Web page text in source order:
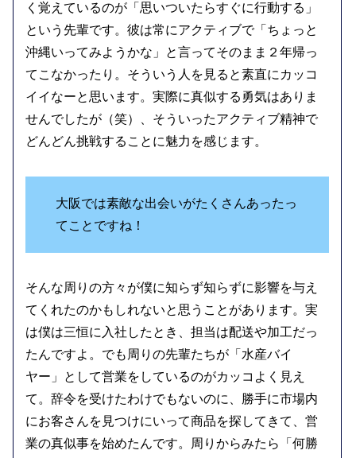
く覚えているのが「思いついたらすぐに行動する」
という先輩です。彼は常にアクティブで「ちょっと
沖縄いってみようかな」と言ってそのまま２年帰っ
てこなかったり。そういう人を見ると素直にカッコ
イイなーと思います。実際に真似する勇気はありま
せんでしたが（笑）、そういったアクティブ精神で
どんどん挑戦することに魅力を感じます。
大阪では素敵な出会いがたくさんあったっ
てことですね！
そんな周りの方々が僕に知らず知らずに影響を与え
てくれたのかもしれないと思うことがあります。実
は僕は三恒に入社したとき、担当は配送や加工だっ
たんですよ。でも周りの先輩たちが「水産バイ
ヤー」として営業をしているのがカッコよく見え
て。辞令を受けたわけでもないのに、勝手に市場内
にお客さんを見つけにいって商品を探してきて、営
業の真似事を始めたんです。周りからみたら「何勝